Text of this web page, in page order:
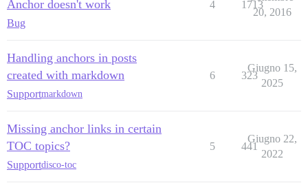
Anchor doesn't work
Bug
4 1713
20, 2016
Handling anchors in posts
created with markdown
Supportmarkdown
6 323
Giugno 15,
2025
Missing anchor links in certain
TOC topics?
Supportdisco-toc
5 441
Giugno 22,
2022